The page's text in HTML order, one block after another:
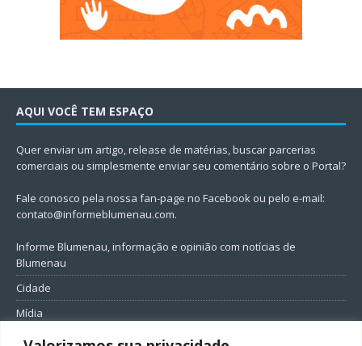
AQUI VOCÊ TEM ESPAÇO
Quer enviar um artigo, release de matérias, buscar parcerias
comerciais ou simplesmente enviar seu comentário sobre o Portal?
Fale conosco pela nossa fan-page no Facebook ou pelo e-mail:
contato@informeblumenau.com.
Informe Blumenau, informação e opinião com notícias de
Blumenau
Cidade
Mídia
Entretenimento